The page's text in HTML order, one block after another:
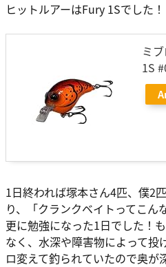
ヒットルアーはFury 1Sでした！
ミ
1S
1日終われば塚本さん4匹、僕2
り、「クランクベイトってこん
更に勉強になった1日でした！
なく、水深や障害物によって投
ロ変えて釣られていたので奥が